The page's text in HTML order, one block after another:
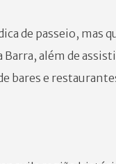
de passeio,
além de
bares e